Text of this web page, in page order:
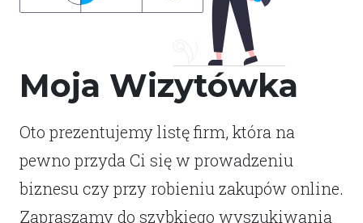
Moja Wizytówka
Oto prezentujemy listę firm, która na
pewno przyda Ci się w prowadzeniu
biznesu czy przy robieniu zakupów online.
Zapraszamy do szybkiego wyszukiwania